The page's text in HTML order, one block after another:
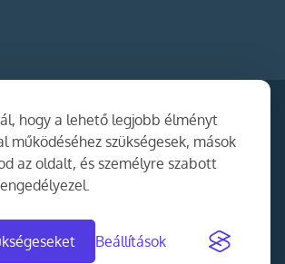
hogy a lehető legjobb élményt
működéséhez szükségesek, mások
az oldalt, és személyre szabott
Beállítások